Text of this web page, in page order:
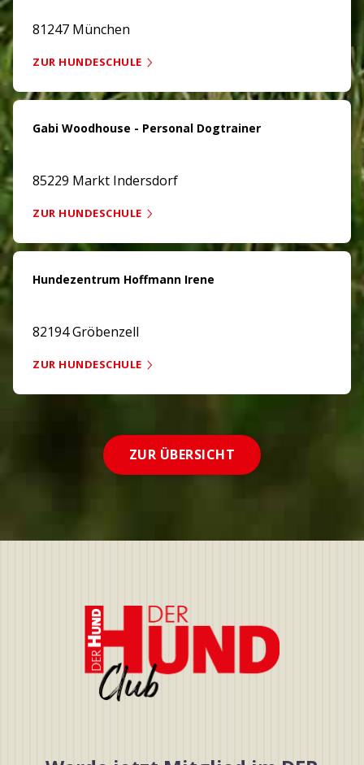
81247 München
ZUR HUNDESCHULE
Gabi Woodhouse - Personal Dogtrainer
85229 Markt Indersdorf
ZUR HUNDESCHULE
Hundezentrum Hoffmann Irene
82194 Gröbenzell
ZUR HUNDESCHULE
ZUR ÜBERSICHT